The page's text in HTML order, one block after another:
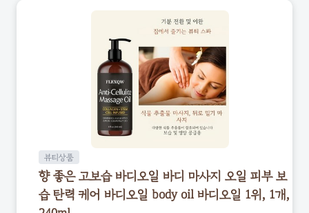
뷰티상품
향 좋은 고보습 바디오일 바디 마사지 오일 피부 보
습 탄력 케어 바디오일 body oil 바디오일 1위, 1개,